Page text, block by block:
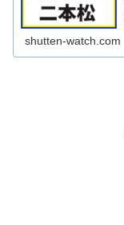
shutten-watch.com